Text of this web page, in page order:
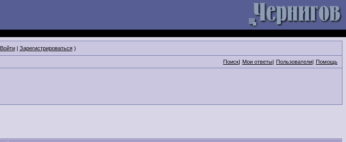
Войти| Зарегистрироваться)
Поиск| Мои ответы| Пользователи| Помощь